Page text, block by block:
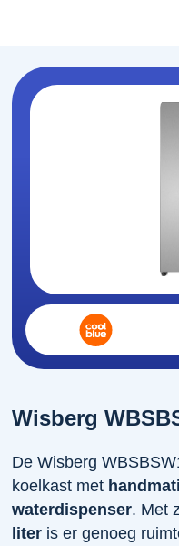
Wisberg
De Wisberg
koelkast met
waterdispenser. Met
liter is er genoeg